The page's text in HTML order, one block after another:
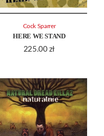
HERE WE STAND
225.00 zł
Cock Sparrer